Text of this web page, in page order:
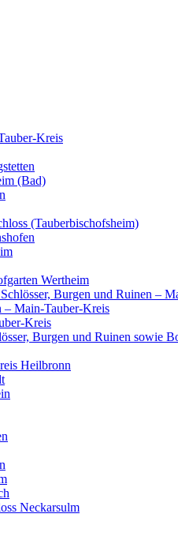
Kreis
(Bad)
(Tauberbischofsheim)
Wertheim
Burgen und Ruinen –
– Main-Tauber-Kreis
Kreis
Burgen und Ruinen sowie
Heilbronn
Neckarsulm